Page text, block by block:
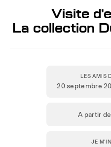
Visite
La collection
LES AMIS
20 septembre
A partir
JE